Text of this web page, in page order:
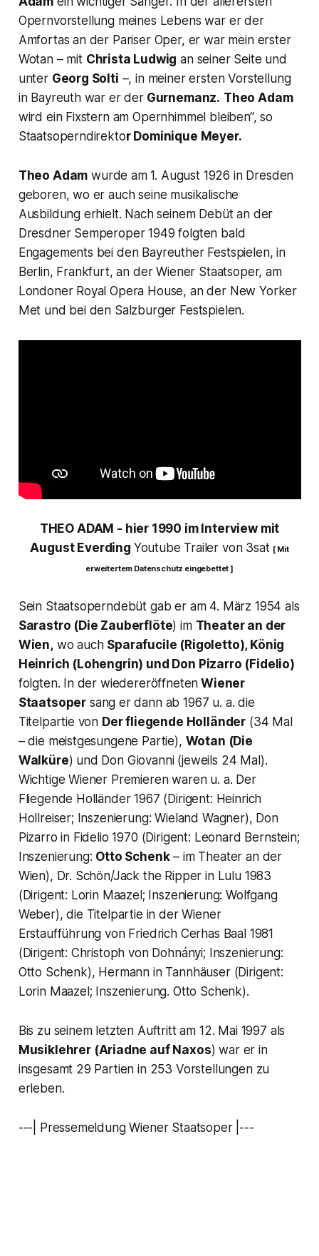
Opernvorstellung meines Lebens war er der
Amfortas an der Pariser Oper, er war mein erster
Wotan – mit Christa Ludwig an seiner Seite und
unter Georg Solti –, in meiner ersten Vorstellung
in Bayreuth war er derGurnemanz. Theo Adam
wird ein Fixstern am Opernhimmel bleiben“, so
Staatsoperndirektor Dominique Meyer.
Theo Adam wurde am 1. August 1926 in Dresden
geboren, wo er auch seine musikalische
Ausbildung erhielt. Nach seinem Debüt an der
Dresdner Semperoper 1949 folgten bald
Engagements bei den Bayreuther Festspielen, in
Berlin, Frankfurt, an der Wiener Staatsoper, am
Londoner Royal Opera House, an der New Yorker
Met und bei den Salzburger Festspielen.
THEO ADAM - hier 1990 im Interview mit
August Everding Youtube Trailer von 3sat [ Mit
erweitertem Datenschutz eingebettet ]
Sein Staatsoperndebüt gab er am 4. März 1954 als
Sarastro (Die Zauberflöte) im Theater an der
Wien,wo auch Sparafucile (Rigoletto), König
Heinrich (Lohengrin) und Don Pizarro (Fidelio)
folgten. In der wiedereröffneten Wiener
Staatsoper sang er dann ab 1967 u. a. die
Titelpartie von Der fliegende Holländer (34 Mal
– die meistgesungene Partie), Wotan (Die
Walküre) und Don Giovanni (jeweils 24 Mal).
Wichtige Wiener Premieren waren u. a. Der
Fliegende Holländer 1967 (Dirigent: Heinrich
Hollreiser; Inszenierung: Wieland Wagner), Don
Pizarro in Fidelio 1970 (Dirigent: Leonard Bernstein;
Inszenierung: Otto Schenk– im Theater an der
Wien), Dr. Schön/Jack the Ripper in Lulu 1983
(Dirigent: Lorin Maazel; Inszenierung: Wolfgang
Weber), die Titelpartie in der Wiener
Erstaufführung von Friedrich Cerhas Baal 1981
(Dirigent: Christoph von Dohnányi; Inszenierung:
Otto Schenk), Hermann in Tannhäuser (Dirigent:
Lorin Maazel; Inszenierung. Otto Schenk).
Bis zu seinem letzten Auftritt am 12. Mai 1997 als
Musiklehrer(Ariadne auf Naxos) war er in
insgesamt 29 Partien in 253 Vorstellungen zu
erleben.
---| Pressemeldung Wiener Staatsoper |---